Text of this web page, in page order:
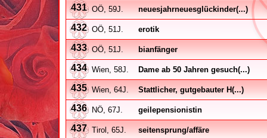
431 OÖ, 59J. neuesjahrneuesglückinder(...)
432 OÖ, 51J. erotik
433 OÖ, 51J. bianfänger
434 Wien, 58J. Dame ab 50 Jahren gesuch(...)
435 Wien, 64J. Stattlicher, gutgebauter H(...)
436 NÖ, 67J. geilepensionistin
437 Tirol, 65J. seitensprung/affäre